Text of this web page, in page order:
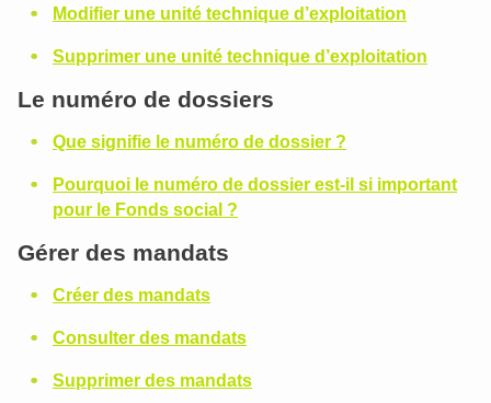
Modifier une unité technique d’exploitation
Supprimer une unité technique d’exploitation
Le numéro de dossiers
Que signifie le numéro de dossier ?
Pourquoi le numéro de dossier est-il si important
pour le Fonds social ?
Gérer des mandats
Créer des mandats
Consulter des mandats
Supprimer des mandats